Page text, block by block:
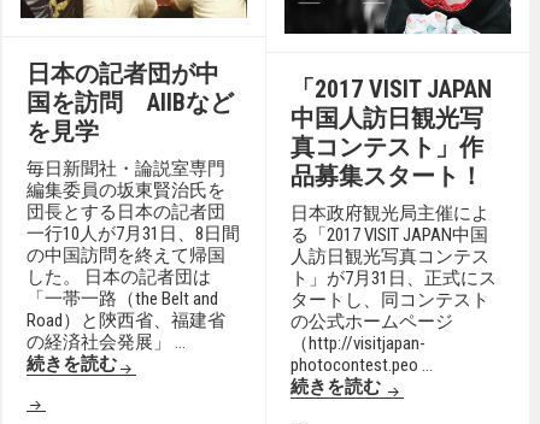
日本の記者団が中
国を訪問 AIIBなど
を見学
毎日新聞社・論説室専門
編集委員の坂東賢治氏を
団長とする日本の記者団
一行10人が7月31日、8日間
の中国訪問を終えて帰国
した。 日本の記者団は
「一帯一路（the Belt and
Road）と陝西省、福建省
の経済社会発展」 …
続きを読む
「2017 VISIT JAPAN
中国人訪日観光写
真コンテスト」作
品募集スタート！
日本政府観光局主催によ
る「2017 VISIT JAPAN中国
人訪日観光写真コンテス
ト」が7月31日、正式にス
タートし、同コンテスト
の公式ホームページ
（http://visitjapan-
photocontest.peo …
続きを読む 「2017